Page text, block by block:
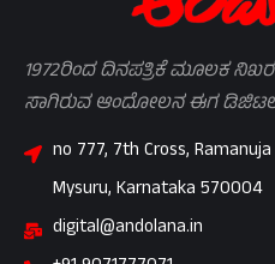
1972ರಿಂದ ದಿನಪತ್ರಿಕೆ ಮೂಲಕ
ಸಾಗಿರುವ ಆಂದೋಲನ ಈಗ
no 777, 7th Cross,
Mysuru, Karnataka 570004
digital@andolana.in